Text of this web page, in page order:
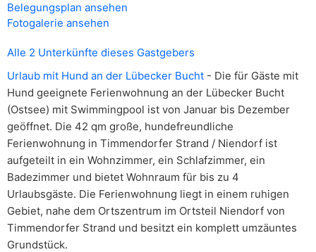
Belegungsplan ansehen
Fotogalerie ansehen
Alle 2 Unterkünfte dieses Gastgebers
Urlaub mit Hund an der Lübecker Bucht - Die für Gäste mit
Hund geeignete Ferienwohnung an der Lübecker Bucht
(Ostsee) mit Swimmingpool ist von Januar bis Dezember
geöffnet. Die 42 qm große, hundefreundliche
Ferienwohnung in Timmendorfer Strand / Niendorf ist
aufgeteilt in ein Wohnzimmer, ein Schlafzimmer, ein
Badezimmer und bietet Wohnraum für bis zu 4
Urlaubsgäste. Die Ferienwohnung liegt in einem ruhigen
Gebiet, nahe dem Ortszentrum im Ortsteil Niendorf von
Timmendorfer Strand und besitzt ein komplett umzäuntes
Grundstück.